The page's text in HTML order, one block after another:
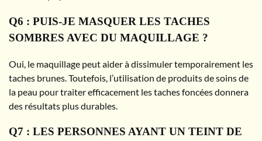
Q6 : PUIS-JE MASQUER LES TACHES
SOMBRES AVEC DU MAQUILLAGE ?
Oui, le maquillage peut aider à dissimuler temporairement les
taches brunes. Toutefois, l’utilisation de produits de soins de
la peau pour traiter efficacement les taches foncées donnera
des résultats plus durables.
Q7 : LES PERSONNES AYANT UN TEINT DE